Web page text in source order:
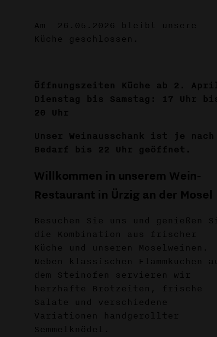
Am 26.05.2026 bleibt unsere
Küche geschlossen.
Öffnungszeiten Küche ab 2.
Dienstag bis Samstag: 17 Uhr
20 Uhr
Unser Weinausschank ist je nach
Bedarf bis 22 Uhr geöffnet.
Willkommen in unserem Wein-
Restaurant in Ürzig an der Mosel
Besuchen Sie uns und genießen
die Kombination aus frischer
Küche und unseren Moselweinen.
Neben klassischen Flammkuchen
dem Steinofen servieren wir
herzhafte Brotzeiten, frische
Salate und verschiedene
Variationen handgerollter
Semmelknödel.